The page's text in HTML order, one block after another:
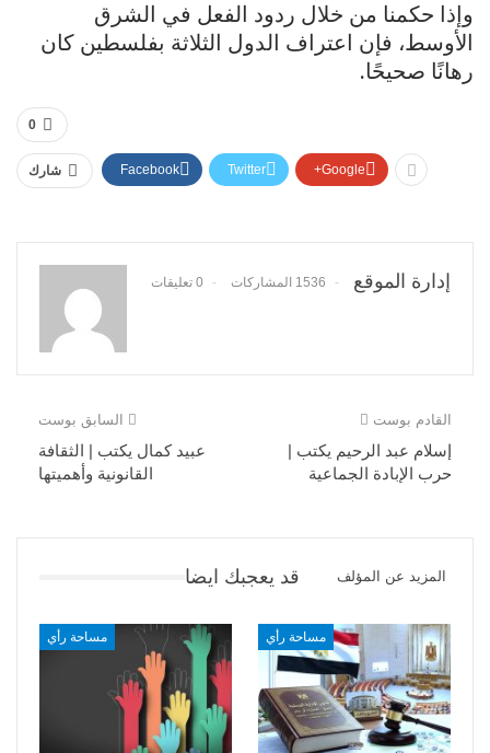
وإذا حكمنا من خلال ردود الفعل في الشرق
الأوسط، فإن اعتراف الدول الثلاثة بفلسطين كان
رهانًا صحيحًا.
0
شارك Facebook Twitter Google+
إدارة الموقع 1536 المشاركات 0 تعليقات
السابق بوست
عبيد كمال يكتب | الثقافة
القانونية وأهميتها
القادم بوست
إسلام عبد الرحيم يكتب |
حرب الإبادة الجماعية
قد يعجبك ايضا المزيد عن المؤلف
مساحة رأي مساحة رأي